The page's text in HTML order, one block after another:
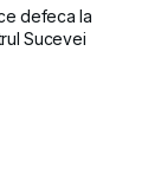
defeca la
Sucevei